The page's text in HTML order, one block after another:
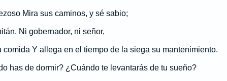
Mira sus caminos, y sé sabio;
Ni gobernador, ni señor,
comida Y allega en el tiempo de la siega su mantenimiento.
has de dormir? ¿Cuándo te levantarás de tu sueño?